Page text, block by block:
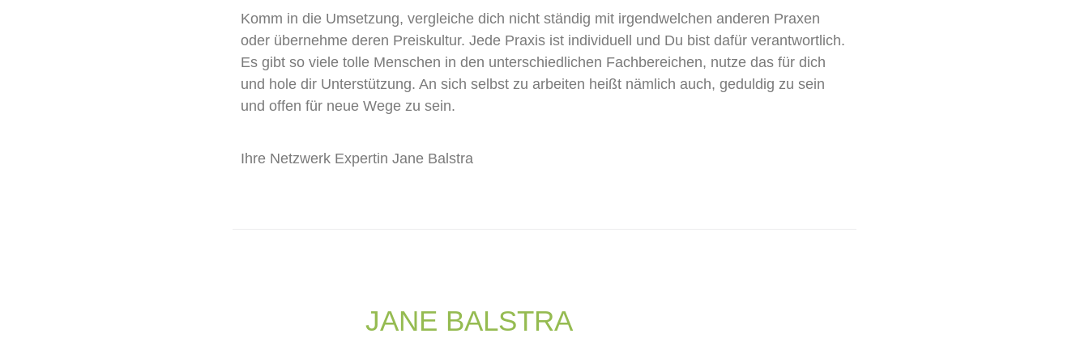
Komm in die Umsetzung, vergleiche dich nicht ständig mit irgendwelchen anderen Praxen
oder übernehme deren Preiskultur. Jede Praxis ist individuell und Du bist dafür verantwortlich.
Es gibt so viele tolle Menschen in den unterschiedlichen Fachbereichen, nutze das für dich
und hole dir Unterstützung. An sich selbst zu arbeiten heißt nämlich auch, geduldig zu sein
und offen für neue Wege zu sein.
Ihre Netzwerk Expertin Jane Balstra
JANE BALSTRA